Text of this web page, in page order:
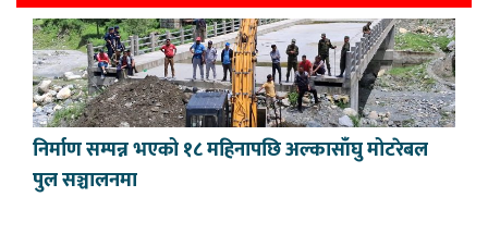
निर्माण सम्पन्न भएको १८ महिनापछि अल्कासाँघु मोटरेबल
पुल सञ्चालनमा